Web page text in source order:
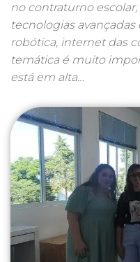
no contraturno
tecnologias
robótica, internet das
temática é muito
está em alta…